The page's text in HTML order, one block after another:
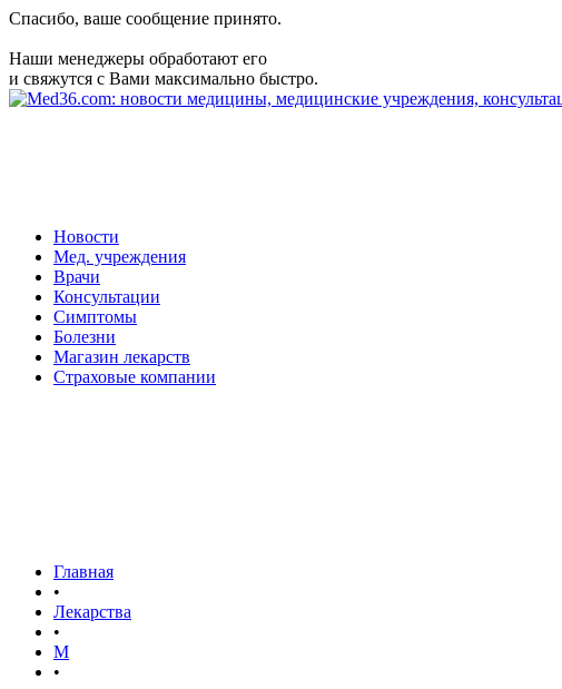
Спасибо, ваше сообщение принято.
Наши менеджеры обработают его
и свяжутся с Вами максимально быстро.
Новости
Мед. учреждения
Врачи
Консультации
Симптомы
Болезни
Магазин лекарств
Страховые компании
Главная
•
Лекарства
•
М
•